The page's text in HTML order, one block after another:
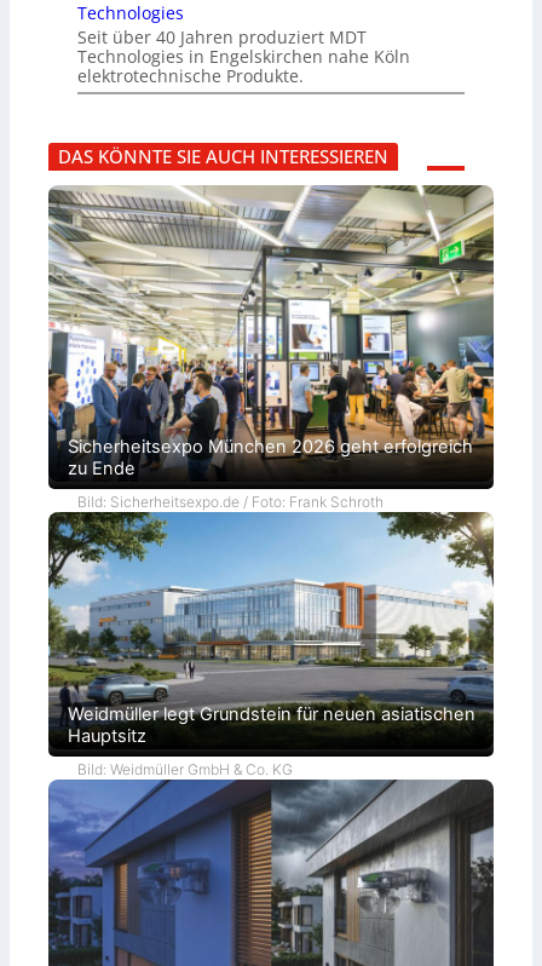
Technologies
Seit über 40 Jahren produziert MDT
Technologies in Engelskirchen nahe Köln
elektrotechnische Produkte.
DAS KÖNNTE SIE AUCH INTERESSIEREN
Sicherheitsexpo München 2026 geht erfolgreich
zu Ende
Bild: Sicherheitsexpo.de / Foto: Frank Schroth
Weidmüller legt Grundstein für neuen asiatischen
Hauptsitz
Bild: Weidmüller GmbH & Co. KG